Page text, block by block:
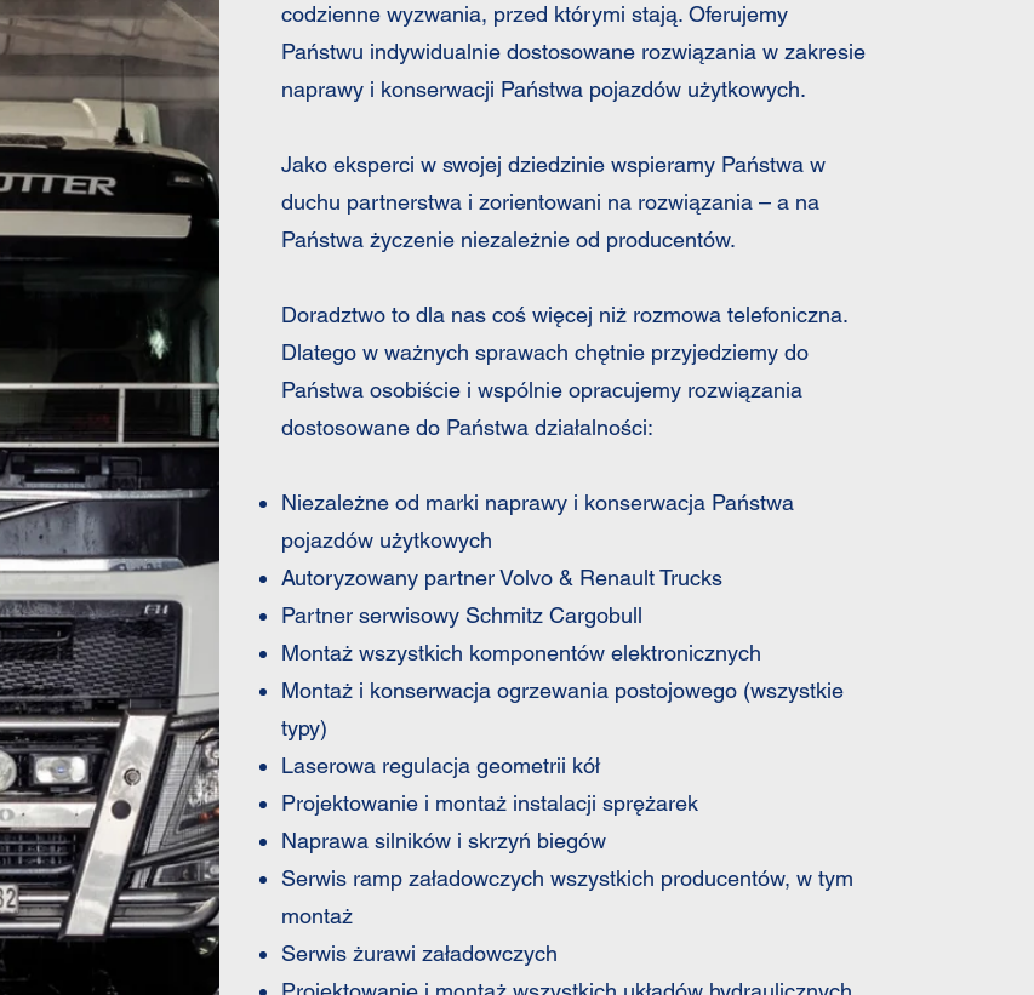
codzienne wyzwania, przed którymi stają. Oferujemy
Państwu indywidualnie dostosowane rozwiązania w zakresie
naprawy i konserwacji Państwa pojazdów użytkowych.
Jako eksperci w swojej dziedzinie wspieramy Państwa w
duchu partnerstwa i zorientowani na rozwiązania – a na
Państwa życzenie niezależnie od producentów.
Doradztwo to dla nas coś więcej niż rozmowa telefoniczna.
Dlatego w ważnych sprawach chętnie przyjedziemy do
Państwa osobiście i wspólnie opracujemy rozwiązania
dostosowane do Państwa działalności:
Niezależne od marki naprawy i konserwacja Państwa
pojazdów użytkowych
Autoryzowany partner Volvo & Renault Trucks
Partner serwisowy Schmitz Cargobull
Montaż wszystkich komponentów elektronicznych
Montaż i konserwacja ogrzewania postojowego (wszystkie
typy)
Laserowa regulacja geometrii kół
Projektowanie i montaż instalacji sprężarek
Naprawa silników i skrzyń biegów
Serwis ramp załadowczych wszystkich producentów, w tym
montaż
Serwis żurawi załadowczych